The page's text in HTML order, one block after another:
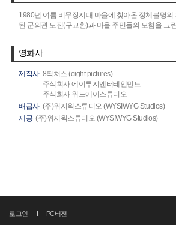
1980년 여름 비무장지대 마을에 찾아온 정체불명의
된 군의관 도진(구교환)과 마을 주민들의 모험을 그
영화사
제작사 8픽처스 (eight pictures)
주식회사 에이투지엔터테인먼트
주식회사 위드에이스튜디오
배급사 (주)위지윅스튜디오 (WYSIWYG Studios)
제공 (주)위지윅스튜디오 (WYSIWYG Studios)
로그인 PC버전